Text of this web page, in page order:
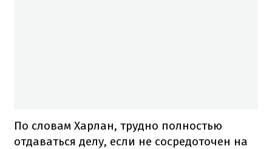
По словам Харлан, трудно полностью
отдаваться делу, если не сосредоточен на